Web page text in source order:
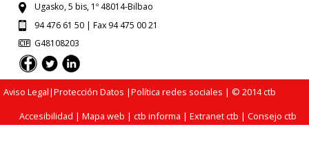
Ugasko, 5 bis, 1º 48014-Bilbao
94 476 61 50 | Fax 94 475 00 21
G48108203
Aviso Legal|Protección Datos |Política redes sociales | © 2014 ctb
Accesibilidad |Mapa web |ctb informa |Extranet ctb |Consejo ctb